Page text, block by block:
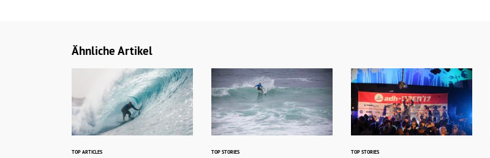
Ähnliche Artikel
TOP ARTICLES TOP STORIES TOP STORIES